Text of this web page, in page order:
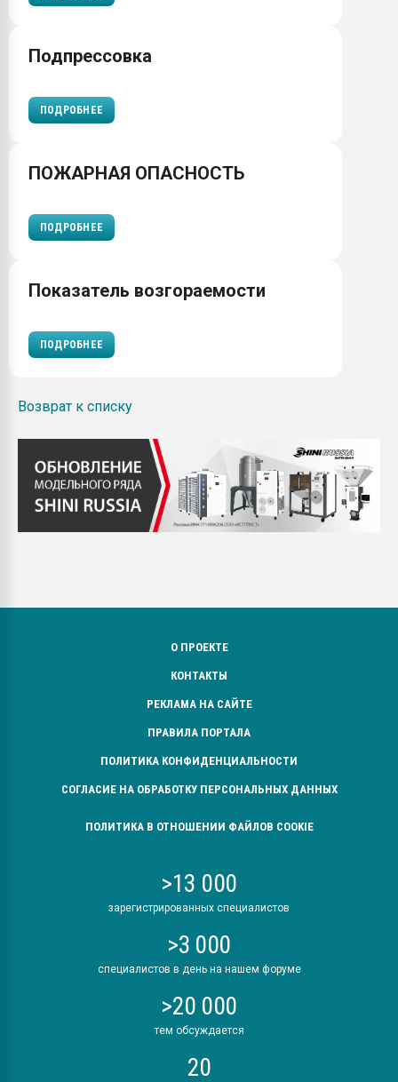
Подпрессовка
ПОДРОБНЕЕ
ПОЖАРНАЯ ОПАСНОСТЬ
ПОДРОБНЕЕ
Показатель возгораемости
ПОДРОБНЕЕ
Возврат к списку
О ПРОЕКТЕ
КОНТАКТЫ
РЕКЛАМА НА САЙТЕ
ПРАВИЛА ПОРТАЛА
ПОЛИТИКА КОНФИДЕНЦИАЛЬНОСТИ
СОГЛАСИЕ НА ОБРАБОТКУ ПЕРСОНАЛЬНЫХ ДАННЫХ
ПОЛИТИКА В ОТНОШЕНИИ ФАЙЛОВ COOKIE
>13 000
зарегистрированных специалистов
>3 000
специалистов в день на нашем форуме
>20 000
тем обсуждается
20